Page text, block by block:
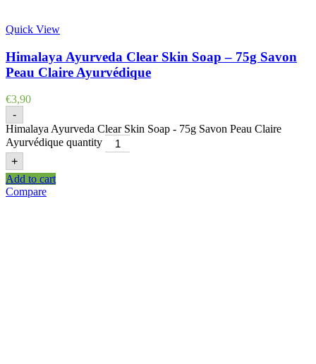
Quick View
Himalaya Ayurveda Clear Skin Soap – 75g Savon
Peau Claire Ayurvédique
€3,90
-
Himalaya Ayurveda Clear Skin Soap - 75g Savon Peau Claire
Ayurvédique quantity
+
Add to cart
Compare